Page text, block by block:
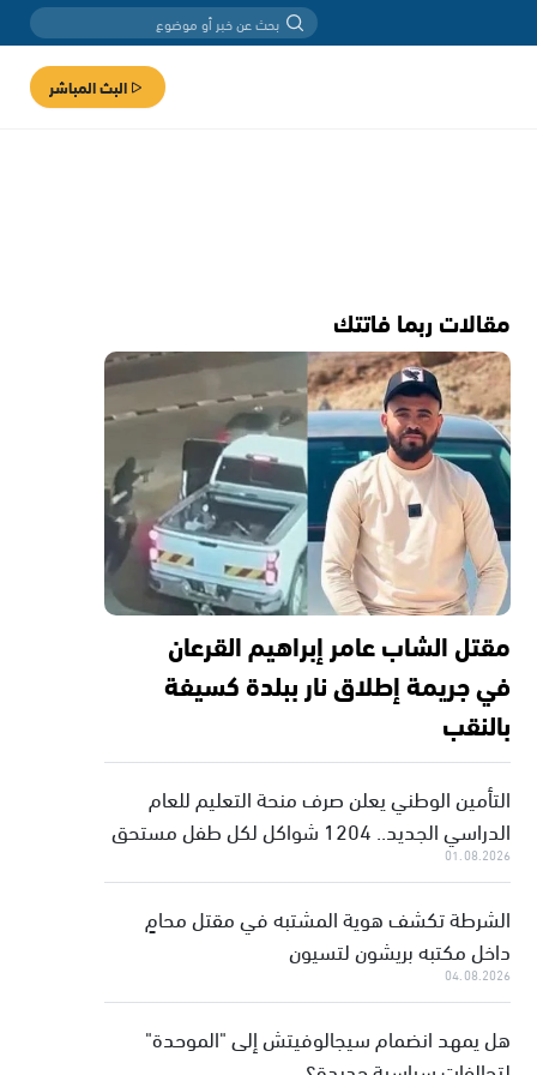
البث المباشر
مقالات ربما فاتتك
مقتل الشاب عامر إبراهيم القرعان
في جريمة إطلاق نار ببلدة كسيفة
بالنقب
التأمين الوطني يعلن صرف منحة التعليم للعام
الدراسي الجديد.. 1204 شواكل لكل طفل مستحق
01.08.2026
الشرطة تكشف هوية المشتبه في مقتل محامٍ
داخل مكتبه بريشون لتسيون
04.08.2026
هل يمهد انضمام سيجالوفيتش إلى "الموحدة"